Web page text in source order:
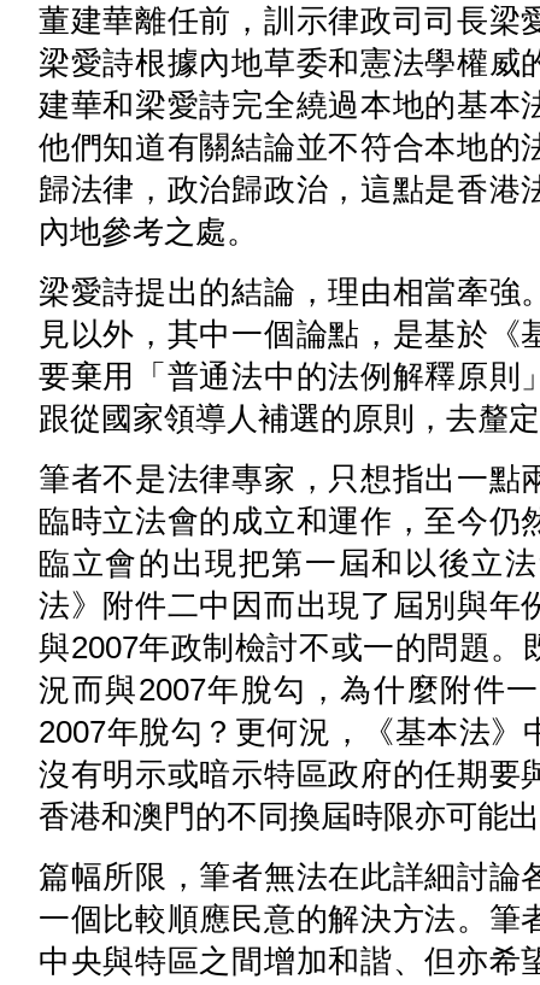
董建華離任前，訓示律政司司長梁
梁愛詩根據內地草委和憲法學權威
建華和梁愛詩完全繞過本地的基本
他們知道有關結論並不符合本地的
歸法律，政治歸政治，這點是香港
內地參考之處。
梁愛詩提出的結論，理由相當牽強
見以外，其中一個論點，是基於
要棄用「普通法中的法例解釋原則
跟從國家領導人補選的原則，去釐
筆者不是法律專家，只想指出一點
臨時立法會的成立和運作，至今仍
臨立會的出現把第一屆和以後立
法》附件二中因而出現了屆別與年
與2007年政制檢討不或一的問題
況而與2007年脫勾，為什麼附件
2007年脫勾？更何況，《基本法
沒有明示或暗示特區政府的任期要
香港和澳門的不同換屆時限亦可能
篇幅所限，筆者無法在此詳細討論
一個比較順應民意的解決方法。筆
中央與特區之間增加和諧、但亦希